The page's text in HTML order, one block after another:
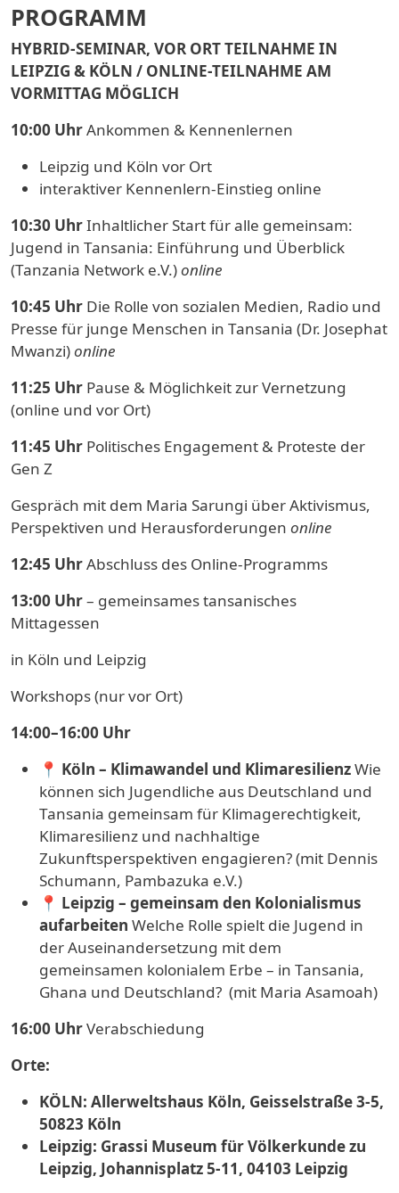
PROGRAMM
HYBRID-SEMINAR, VOR ORT TEILNAHME IN
LEIPZIG & KÖLN / ONLINE-TEILNAHME AM
VORMITTAG MÖGLICH
10:00 UhrAnkommen & Kennenlernen
Leipzig und Köln vor Ort
interaktiver Kennenlern-Einstieg online
10:30 UhrInhaltlicher Start für alle gemeinsam:
Jugend in Tansania: Einführung und Überblick
(Tanzania Network e.V.)online
10:45 Uhr Die Rolle von sozialen Medien, Radio und
Presse für junge Menschen in Tansania (Dr. Josephat
Mwanzi)online
11:25 Uhr Pause & Möglichkeit zur Vernetzung
(online und vor Ort)
11:45 Uhr Politisches Engagement & Proteste der
Gen Z
Gespräch mit dem Maria Sarungi über Aktivismus,
Perspektiven und Herausforderungen online
12:45 UhrAbschluss des Online-Programms
13:00 Uhr– gemeinsames tansanisches
Mittagessen
in Köln und Leipzig
Workshops (nur vor Ort)
14:00–16:00 Uhr
📍 Köln – Klimawandel und KlimaresilienzWie
können sich Jugendliche aus Deutschland und
Tansania gemeinsam für Klimagerechtigkeit,
Klimaresilienz und nachhaltige
Zukunftsperspektiven engagieren? (mit Dennis
Schumann, Pambazuka e.V.)
📍 Leipzig – gemeinsam den Kolonialismus
aufarbeiten Welche Rolle spielt die Jugend in
der Auseinandersetzung mit dem
gemeinsamen kolonialem Erbe – in Tansania,
Ghana und Deutschland? (mit Maria Asamoah)
16:00 UhrVerabschiedung
Orte:
KÖLN: Allerweltshaus Köln, Geisselstraße 3-5,
50823 Köln
Leipzig: Grassi Museum für Völkerkunde zu
Leipzig, Johannisplatz 5-11, 04103 Leipzig